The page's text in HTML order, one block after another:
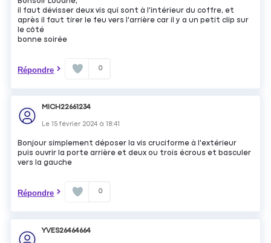
il faut dévisser deux vis qui sont à l'intérieur du coffre, et
après il faut tirer le feu vers l'arrière car il y a un petit clip sur
le côté
bonne soirée
Répondre 0
MICH22661234
Le15 février 2024 à18:41
Bonjour simplement déposer la vis cruciforme à l'extérieur
puis ouvrir la porte arrière et deux ou trois écrous et basculer
vers la gauche
Répondre 0
YVES26464664